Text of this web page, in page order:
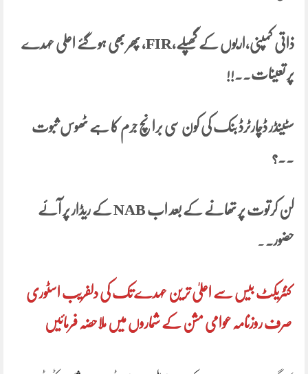
ذاتی کمپنی،اربوں کے گھپلے،FIR، پھر بھی ہو گئے اعلی عہدے
پر تعینات۔۔!!
سٹینڈر ڈچارٹرڈ بنک کی کون سی برانچ جرم کا ہے ٹھوس ثبوت
۔۔؟
کن کرتوت پر تھانے کے بعد اب NAB کے ریڈار پر آئے
حضور۔
کنٹریکٹ بیس سے اعلیٰ ترین عہدے تک کی دلفریب اسٹوری
صرف روزنامہ عوامی مشن کے شماروں میں ملاحضہ فرمائیں